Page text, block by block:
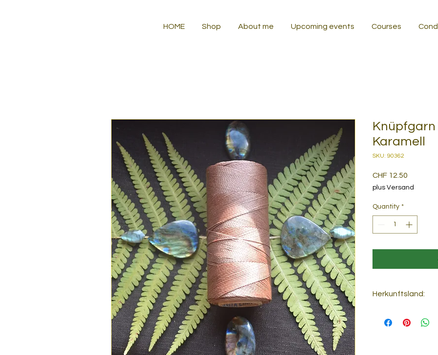
HOME Shop About me Upcoming events Courses
Knüpfgarn
Karamell
SKU: 90362
CHF 12.50
plus Versand
Quantity *
Herkunftsland: